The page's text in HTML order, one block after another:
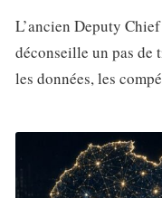
L’ancien Deputy
déconseille un pas de
les données, les